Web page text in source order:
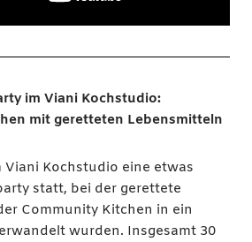
im Viani Kochstudio:
mit geretteten Lebensmitteln
Viani Kochstudio eine etwas
statt, bei der gerettete
Community Kitchen in ein
wurden. Insgesamt 30